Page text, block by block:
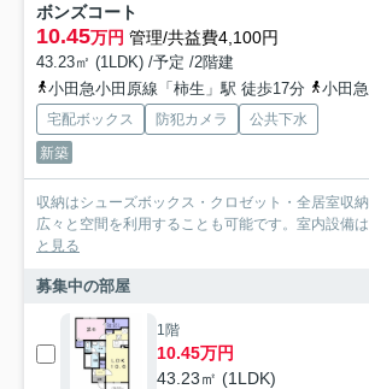
ボンズコート
10.45万円 管理/共益費4,100円
43.23㎡ (1LDK) /予定 /2階建
小田急小田原線「柿生」駅 徒歩17分
小田急小
宅配ボックス 防犯カメラ
公共下水
新築
収納はシューズボックス・クロゼット・全居室収納
広々と空間を利用することも可能です。室内設備
と見る
募集中の部屋
1階
10.45万円
43.23㎡ (1LDK)